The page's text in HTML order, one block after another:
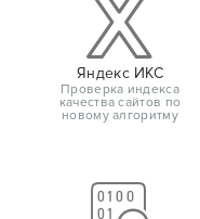
Яндекс ИКС
Проверка индекса
качества сайтов по
новому алгоритму